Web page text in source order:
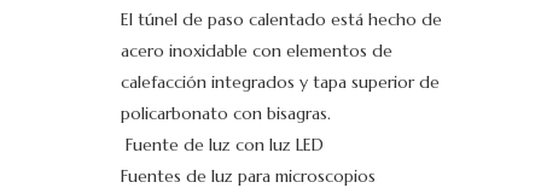
El túnel de paso calentado está hecho de
acero inoxidable con elementos de
calefacción integrados y tapa superior de
policarbonato con bisagras.
Fuente de luz con luz LED
Fuentes de luz para microscopios